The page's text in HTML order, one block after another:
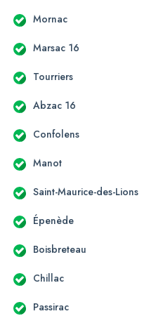
Mornac
Marsac 16
Tourriers
Abzac 16
Confolens
Manot
Saint-Maurice-des-Lions
Épenède
Boisbreteau
Chillac
Passirac